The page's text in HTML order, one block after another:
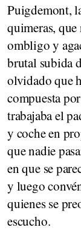
Puigdemont,
quimeras,
ombligo y
brutal subida
olvidado que
compuesta
trabajaba el
y coche en
que nadie
en que se
y luego
quienes se
escucho.